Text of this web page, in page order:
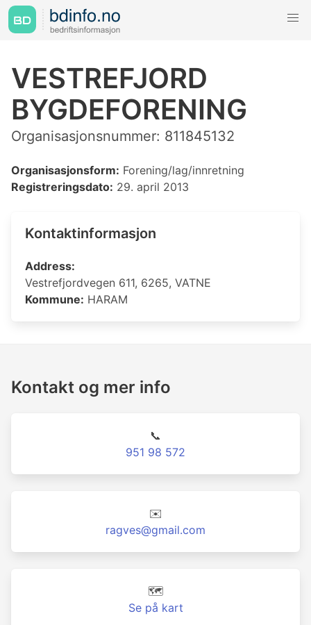
VESTREFJORD
BYGDEFORENING
Organisasjonsnummer: 811845132
Organisasjonsform: Forening/lag/innretning
Registreringsdato: 29. april 2013
Kontaktinformasjon
Address:
Vestrefjordvegen 611, 6265, VATNE
Kommune: HARAM
Kontakt og mer info
📞
951 98 572
✉️
ragves@gmail.com
🗺️
Se på kart